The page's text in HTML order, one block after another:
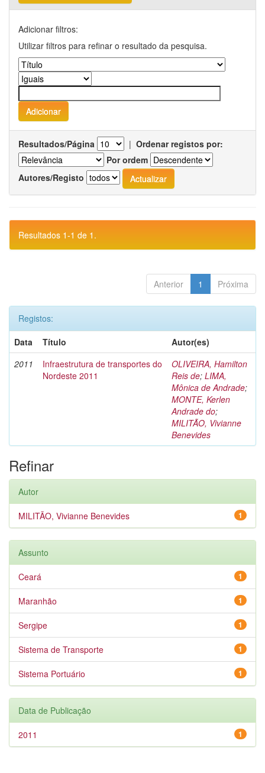
Adicionar filtros:
Utilizar filtros para refinar o resultado da pesquisa.
Resultados/Página | Ordenar registos por:
Por ordem
Autores/Registo
Resultados 1-1 de 1.
Anterior 1 Próxima
Registos:
Data
Título
Autor(es)
2011
Infraestrutura de transportes do
Nordeste 2011
OLIVEIRA, Hamilton
Reis de; LIMA,
Mônica de Andrade;
MONTE, Kerlen
Andrade do;
MILITÃO, Vivianne
Benevides
Refinar
Autor
1
MILITÃO, Vivianne Benevides
Assunto
1
Ceará
1
Maranhão
1
Sergipe
1
Sistema de Transporte
1
Sistema Portuário
Data de Publicação
1
2011